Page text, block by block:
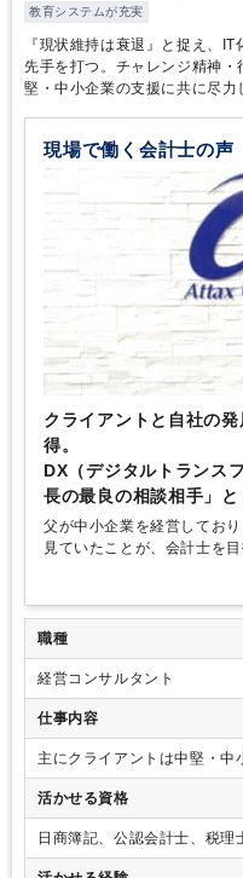
研修・資格取得支援
教育システムが充実
『現状維持は衰退』と捉え、
先手を打つ。チャレンジ精神
堅・中小企業の支援に共に尽力
現場で働く会計士の声
クライアントと自社の
得。
DX（デジタルトランス
長の最良の相談相手」と
父が中小企業を経営してお
見ていたことが、会計士を
会計士試験合格後は、「会
サービス部で働きたい」と
割、IPOを含めたコンサル…
職種
経営コンサルタント
仕事内容
主にクライアントは中堅・中
長企業まで幅広く、業界も様
活かせる資格
日商簿記、公認会計士、税